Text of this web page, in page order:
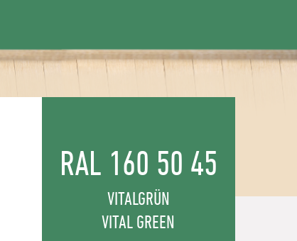
RAL 160 50 45
VITALGRÜN
VITAL GREEN